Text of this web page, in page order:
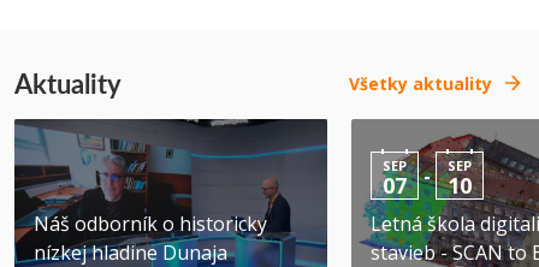
Aktuality Všetky aktuality
Náš odborník o historicky
nízkej hladine Dunaja
SEP
07 - SEP
10
Letná škola
stavieb - SCAN to